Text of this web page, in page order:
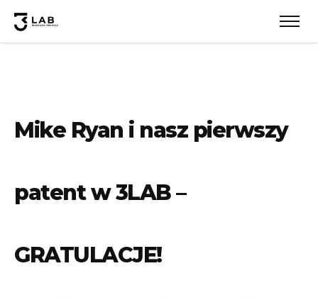
Mike Ryan i nasz pierwszy
patent w 3LAB –
GRATULACJE!